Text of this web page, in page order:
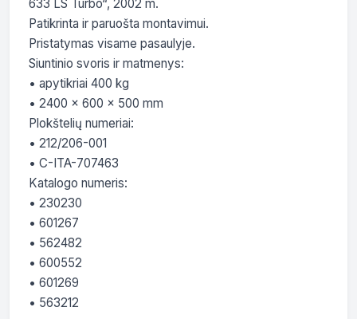
633 LS Turbo“, 2002 m.
Patikrinta ir paruošta montavimui.
Pristatymas visame pasaulyje.
Siuntinio svoris ir matmenys:
• apytikriai 400 kg
• 2400 x 600 x 500 mm
Plokštelių numeriai:
• 212/206-001
• C-ITA-707463
Katalogo numeris:
• 230230
• 601267
• 562482
• 600552
• 601269
• 563212